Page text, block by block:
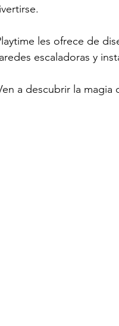
selección de parques infantiles
escaladoras y
a descubrir la